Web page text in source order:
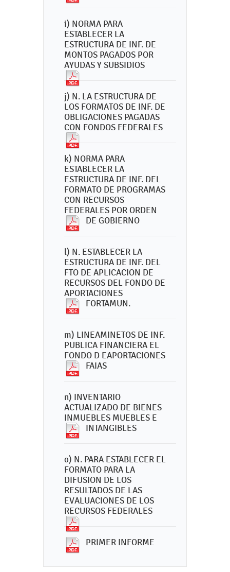
i) NORMA PARA
ESTABLECER LA
ESTRUCTURA DE INF. DE
MONTOS PAGADOS POR
AYUDAS Y SUBSIDIOS
j) N. LA ESTRUCTURA DE
LOS FORMATOS DE INF. DE
OBLIGACIONES PAGADAS
CON FONDOS FEDERALES
k) NORMA PARA
ESTABLECER LA
ESTRUCTURA DE INF. DEL
FORMATO DE PROGRAMAS
CON RECURSOS
FEDERALES POR ORDEN
DE GOBIERNO
l) N. ESTABLECER LA
ESTRUCTURA DE INF. DEL
FTO DE APLICACION DE
RECURSOS DEL FONDO DE
APORTACIONES
FORTAMUN.
m) LINEAMINETOS DE INF.
PUBLICA FINANCIERA EL
FONDO D EAPORTACIONES
FAIAS
n) INVENTARIO
ACTUALIZADO DE BIENES
INMUEBLES MUEBLES E
INTANGIBLES
o) N. PARA ESTABLECER EL
FORMATO PARA LA
DIFUSION DE LOS
RESULTADOS DE LAS
EVALUACIONES DE LOS
RECURSOS FEDERALES
PRIMER INFORME